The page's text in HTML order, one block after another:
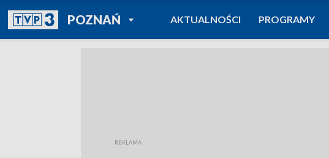
POZNAŃPOWRÓT DO
TVP REGIONY
AKTUALNOŚCI PROGRAMY